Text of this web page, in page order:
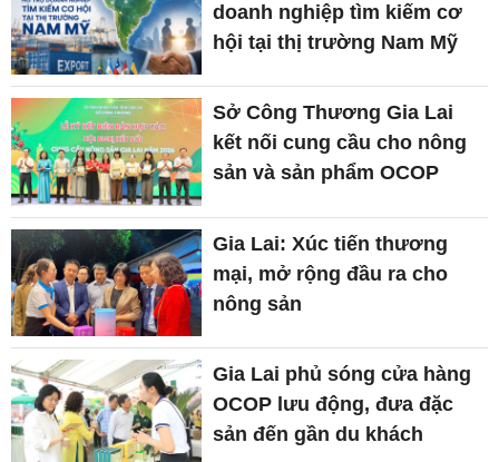
doanh nghiệp tìm kiếm cơ
hội tại thị trường Nam Mỹ
Sở Công Thương Gia Lai
kết nối cung cầu cho nông
sản và sản phẩm OCOP
Gia Lai: Xúc tiến thương
mại, mở rộng đầu ra cho
nông sản
Gia Lai phủ sóng cửa hàng
OCOP lưu động, đưa đặc
sản đến gần du khách